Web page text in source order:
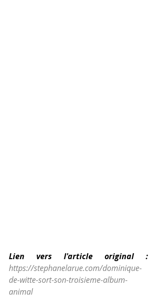
https://stephanelarue.com/dominique-
de-witte-sort-son-troisieme-album-
animal